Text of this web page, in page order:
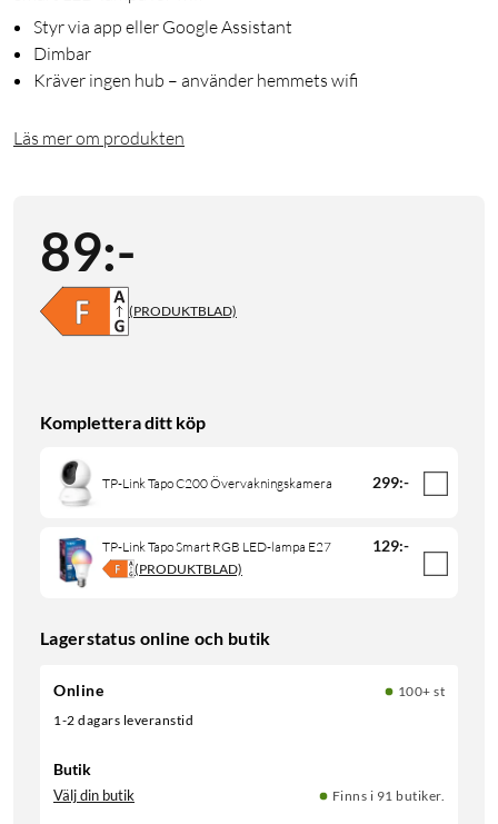
Styr via app eller Google Assistant
Dimbar
Kräver ingen hub – använder hemmets wifi
Läs mer om produkten
89:-
(PRODUKTBLAD)
Komplettera ditt köp
TP-Link Tapo C200 Övervakningskamera 299:-
TP-Link Tapo Smart RGB LED-lampa E27 129:-
(PRODUKTBLAD)
Lagerstatus online och butik
Online
100+ st
1-2 dagars leveranstid
Butik
Välj din butik Finns i 91 butiker.